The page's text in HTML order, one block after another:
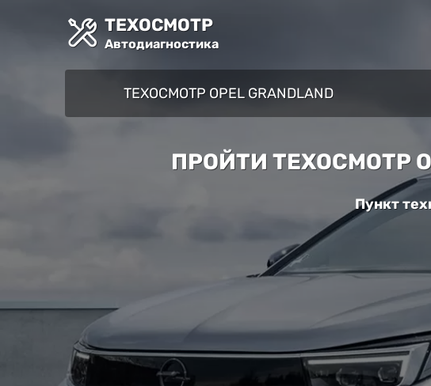
ТЕХОСМОТР
Автодиагностика
ТЕХОСМОТР OPEL GRANDLAND
ПРОЙТИ ТЕХОСМОТР
Пункт